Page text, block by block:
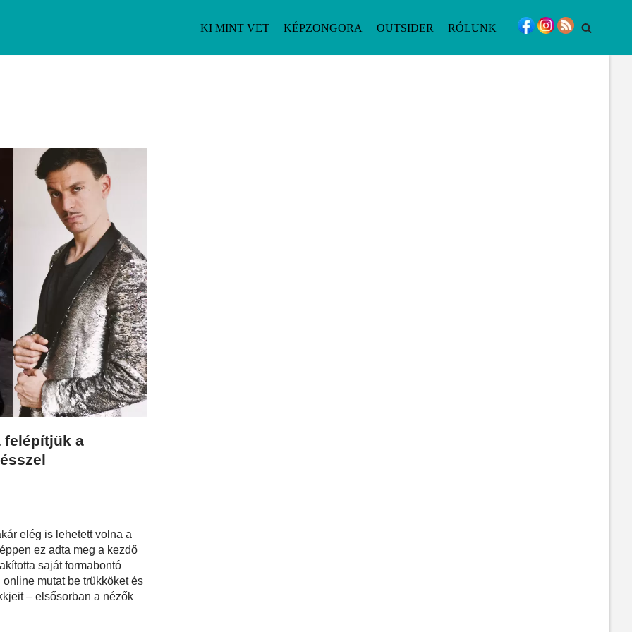
KI MINT VET KÉPZONGORA OUTSIDER RÓLUNK
felépítjük a
elég is lehetett volna a
ez adta meg a kezdő
saját formabontó
mutat be trükköket és
– elsősorban a nézők